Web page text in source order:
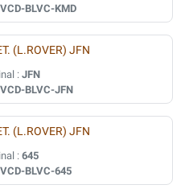
VCD-BLVC-KMD
(L.ROVER) JFN
: JFN
VCD-BLVC-JFN
(L.ROVER) JFN
: 645
VCD-BLVC-645